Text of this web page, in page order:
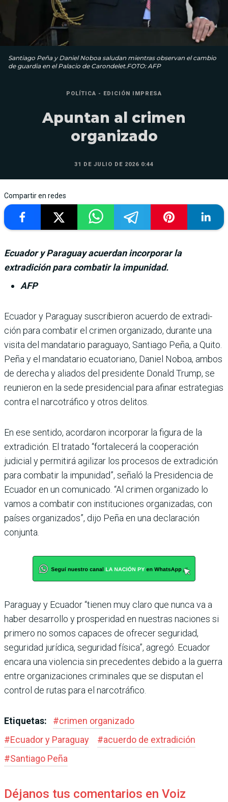
Santiago Peña y Daniel Noboa saludan mientras observan el cambio
de guardia en el Palacio de Carondelet.FOTO: AFP
POLÍTICA - EDICIÓN IMPRESA
Apuntan al crimen
organizado
31 DE JULIO DE 2026 0:44
Compartir en redes
Ecuador y Paraguay acuerdan incorporar la
extradición para combatir la impunidad.
AFP
Ecuador y Paraguay suscri­bieron acuerdo de extradi­
ción para combatir el cri­men organizado, durante una
visita del mandatario paraguayo, Santiago Peña, a Quito.
Peña y el mandatario ecuatoriano, Daniel Noboa, ambos
de derecha y alia­dos del presidente Donald Trump, se
reunieron en la sede presidencial para afinar estrategias
contra el narco­tráfico y otros delitos.
En ese sentido, acorda­ron incorporar la figura de la
extradición. El tratado “fortalecerá la cooperación
judicial y permitirá agilizar los procesos de extradición
para combatir la impuni­dad”, señaló la Presidencia de
Ecuador en un comuni­cado. “Al crimen organi­zado lo
vamos a combatir con instituciones organiza­das, con
países organizados”, dijo Peña en una declaración
conjunta.
Paraguay y Ecuador “tie­nen muy claro que nunca va a
haber desarrollo y prospe­ridad en nuestras naciones si
primero no somos capaces de ofrecer seguridad,
seguridad jurídica, seguridad física”, agregó. Ecuador
encara una violencia sin precedentes debido a la guerra
entre orga­nizaciones criminales que se disputan el
control de rutas para el narcotráfico.
Etiquetas: #crimen organizado
#Ecuador y Paraguay #acuerdo de extradi­ción
#Santiago Peña
Déjanos tus comentarios en Voiz